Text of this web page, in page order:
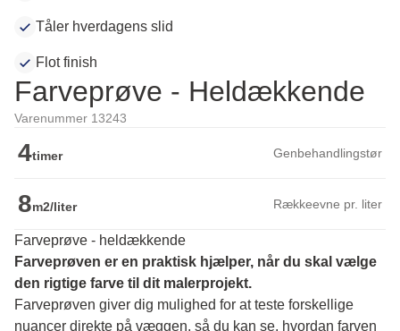
Tåler hverdagens slid
Flot finish
Farveprøve - Heldækkende
Varenummer 13243
4timer Genbehandlingstør
8m2/liter Rækkeevne pr. liter
Farveprøve - heldækkende
Farveprøven er en praktisk hjælper, når du skal vælge
den rigtige farve til dit malerprojekt.
Farveprøven giver dig mulighed for at teste forskellige
nuancer direkte på væggen, så du kan se, hvordan farven